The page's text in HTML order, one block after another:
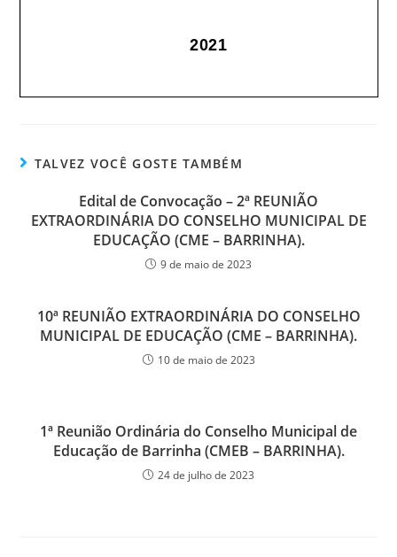
TALVEZ VOCÊ GOSTE TAMBÉM
Edital de Convocação – 2ª REUNIÃO
EXTRAORDINÁRIA DO CONSELHO MUNICIPAL DE
EDUCAÇÃO (CME – BARRINHA).
9 de maio de 2023
10ª REUNIÃO EXTRAORDINÁRIA DO CONSELHO
MUNICIPAL DE EDUCAÇÃO (CME – BARRINHA).
10 de maio de 2023
1ª Reunião Ordinária do Conselho Municipal de
Educação de Barrinha (CMEB – BARRINHA).
24 de julho de 2023